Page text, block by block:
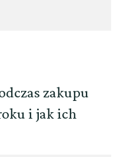
zakupu
i jak ich